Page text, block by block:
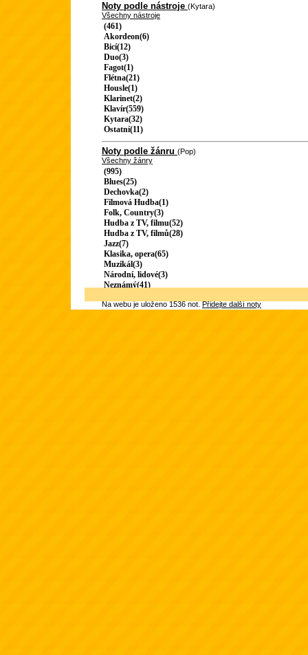
Noty podle nástroje (Kytara)
Všechny nástroje
(461)
Akordeon(6)
Bicí(12)
Duo(3)
Fagot(1)
Flétna(21)
Housle(1)
Klarinet(2)
Klavír(559)
Kytara(32)
Ostatní(11)
Noty podle žánru (Pop)
Všechny žánry
(995)
Blues(25)
Dechovka(2)
Filmová Hudba(1)
Folk, Country(3)
Hudba z TV, filmu(52)
Hudba z TV, filmů(28)
Jazz(7)
Klasika, opera(65)
Muzikál(3)
Národní, lidové(3)
Neznámý(41)
Na webu je uloženo 1536 not.Přidejte další noty